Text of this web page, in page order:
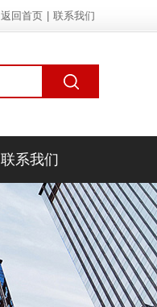
返回首页 联系我们
联系我们